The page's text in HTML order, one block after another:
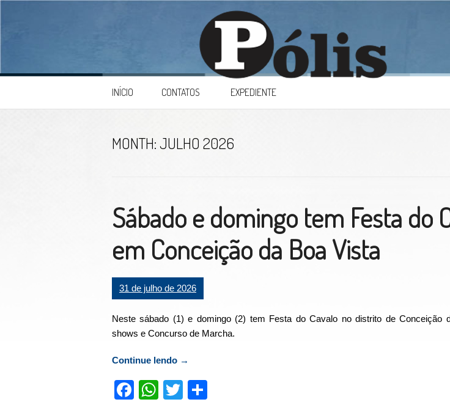
INÍCIO CONTATOS EXPEDIENTE
MONTH:JULHO 2026
Sábado e domingo tem Festa do
em Conceição da Boa Vista
31 de julho de 2026
Neste sábado (1) e domingo (2) tem Festa do Cavalo no distrito de Conceição
shows e Concurso de Marcha.
Continue lendo “Sábado e domingo tem Festa do Cavalo em Conceição da Boa
→
Facebook
WhatsApp
Twitter